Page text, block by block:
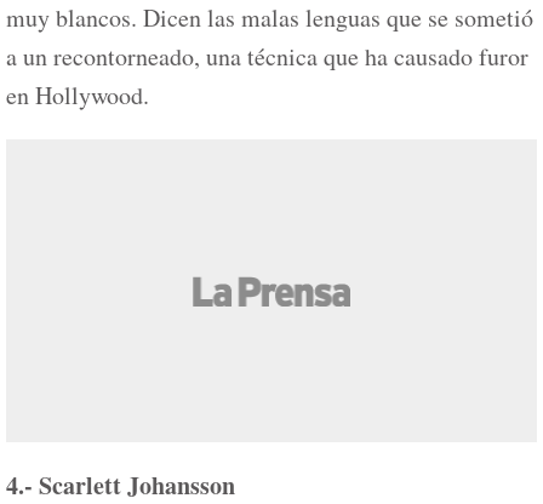
muy blancos. Dicen las malas lenguas que se sometió
a un recontorneado, una técnica que ha causado furor
en Hollywood.
4.- Scarlett Johansson